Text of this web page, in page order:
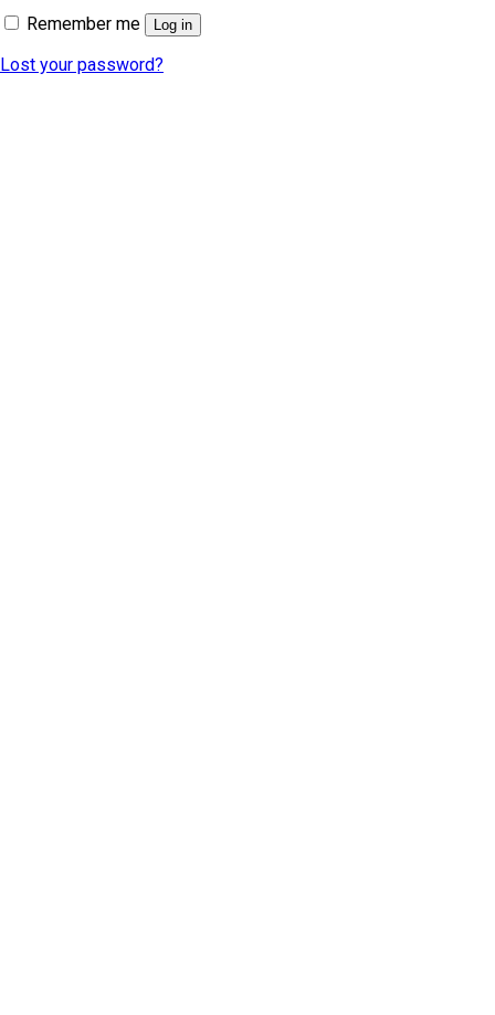
Remember me
Log in
Lost your password?